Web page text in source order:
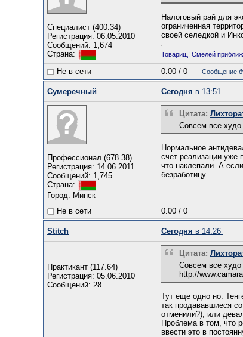
Специалист (400.34)
Регистрация: 06.05.2010
Сообщений: 1,674
Страна:
Налоговый рай для
ограниченная
своей селедкой и
Товарищ! Смелей
Не в сети 0.00 / 0 Сообщение
Сумеречный Сегодня в 13:51
Профессионал (678.38)
Регистрация: 14.06.2011
Сообщений: 1,745
Страна:
Город: Минск
Цитата:
Совсем все худо
Нормальное
счет реализации уже
что наклепали. А
безработицу
Не в сети 0.00 / 0
Stitch Сегодня в 14:26
Практикант (117.64)
Регистрация: 05.06.2010
Сообщений: 28
Цитата:
Совсем все худо
http://
Тут еще одно но.
так продававшиеся
отменили?), или
Проблема в том, что
ввести это в